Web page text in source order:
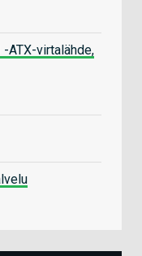
-ATX-virtalähde,